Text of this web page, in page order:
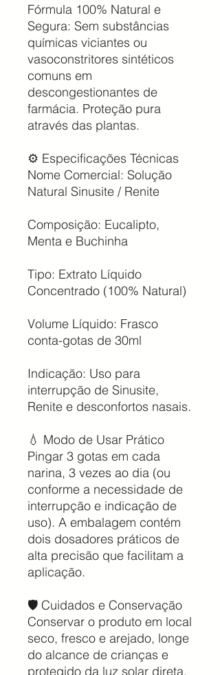
Fórmula 100% Natural e
Segura: Sem substâncias
químicas viciantes ou
vasoconstritores sintéticos
comuns em
descongestionantes de
farmácia. Proteção pura
através das plantas.
⚙️ Especificações Técnicas
Nome Comercial: Solução
Natural Sinusite / Renite
Composição: Eucalipto,
Menta e Buchinha
Tipo: Extrato Líquido
Concentrado (100% Natural)
Volume Líquido: Frasco
conta-gotas de 30ml
Indicação: Uso para
interrupção de Sinusite,
Renite e desconfortos nasais.
💧 Modo de Usar Prático
Pingar 3 gotas em cada
narina, 3 vezes ao dia (ou
conforme a necessidade de
interrupção e indicação de
uso). A embalagem contém
dois dosadores práticos de
alta precisão que facilitam a
aplicação.
🛡️ Cuidados e Conservação
Conservar o produto em local
seco, fresco e arejado, longe
do alcance de crianças e
protegido da luz solar direta.